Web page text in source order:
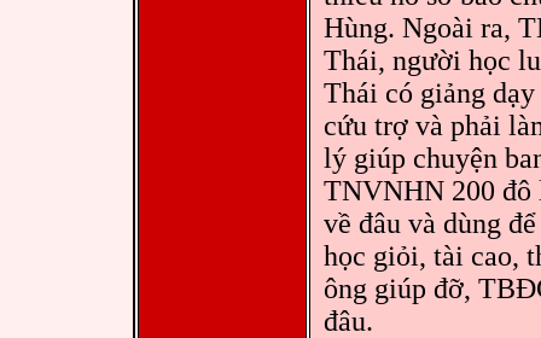
Hùng. Ngoài ra,
Thái, người học
Thái có giảng
cứu trợ và phải
lý giúp chuyện
TNVNHN 200 đô
về đâu và dùng
học giỏi, tài cao,
ông giúp đỡ,
đâu.